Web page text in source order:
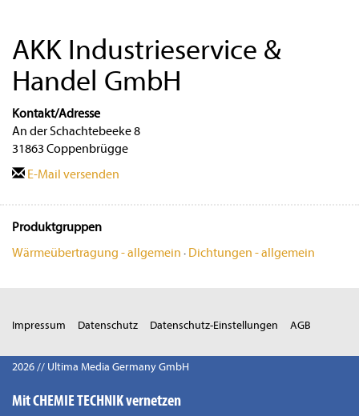
AKK Industrieservice &
Handel GmbH
Kontakt/Adresse
An der Schachtebeeke 8
31863 Coppenbrügge
E-Mail versenden
Produktgruppen
Wärmeübertragung - allgemein · Dichtungen - allgemein
Impressum Datenschutz Datenschutz-Einstellungen AGB
2026 // Ultima Media Germany GmbH
Mit CHEMIE TECHNIK vernetzen